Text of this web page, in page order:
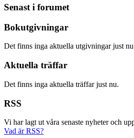
Senast i forumet
Bokutgivningar
Det finns inga aktuella utgivningar just
Aktuella träffar
Det finns inga aktuella träffar just nu.
RSS
Vi har lagt ut våra senaste nyheter och
Vad är RSS?